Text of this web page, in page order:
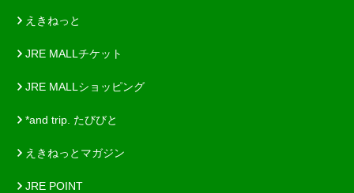
えきねっと
JRE MALLチケット
JRE MALLショッピング
*and trip. たびびと
えきねっとマガジン
JRE POINT